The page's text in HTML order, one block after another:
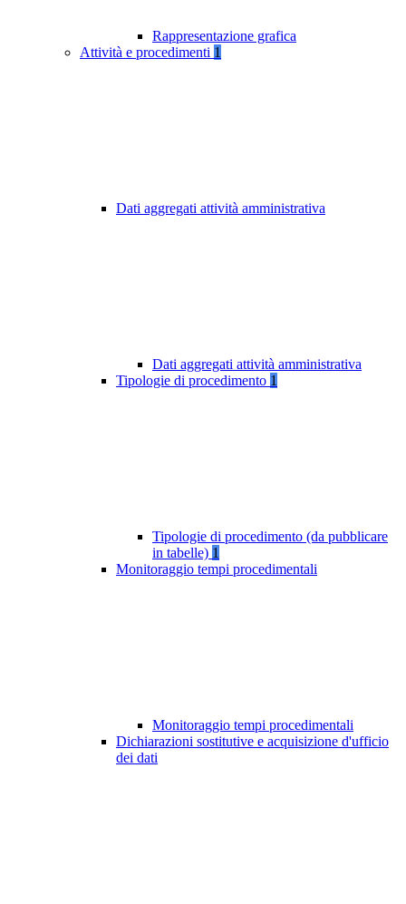
Rappresentazione grafica
Attività e procedimenti 1
Dati aggregati attività amministrativa
Dati aggregati attività amministrativa
Tipologie di procedimento 1
Tipologie di procedimento (da pubblicare
in tabelle) 1
Monitoraggio tempi procedimentali
Monitoraggio tempi procedimentali
Dichiarazioni sostitutive e acquisizione d'ufficio
dei dati